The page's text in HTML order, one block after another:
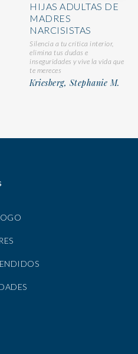
HIJAS ADULTAS DE
MADRES
NARCISISTAS
Silencia a tu crítica interior,
elimina tus dudas e
inseguridades y vive la vida que
te mereces
Kriesberg, Stephanie M.